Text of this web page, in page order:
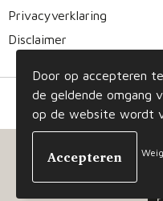
Privacyverklaring
Disclaimer
©
Door op accepteren
de geldende omgang
op de website wordt